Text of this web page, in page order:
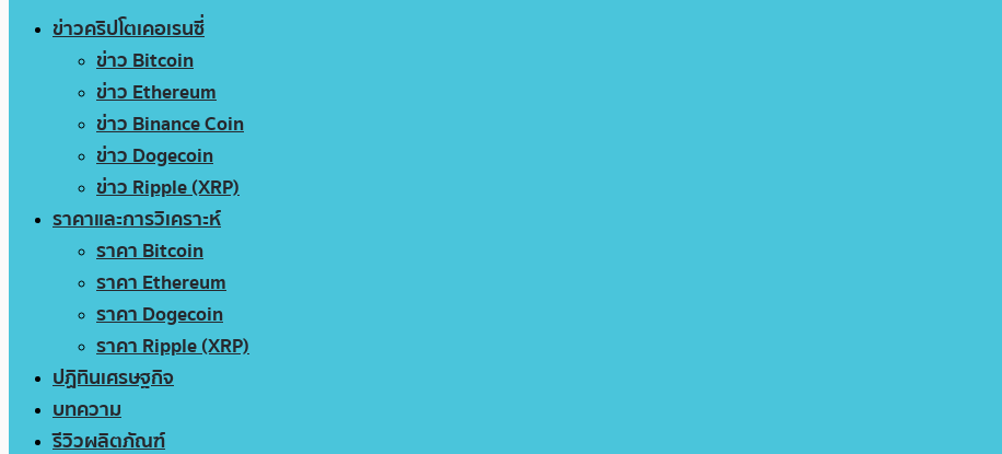
ข่าวคริปโตเคอเรนซี่
ข่าว Bitcoin
ข่าว Ethereum
ข่าว Binance Coin
ข่าว Dogecoin
ข่าว Ripple (XRP)
ราคาและการวิเคราะห์
ราคา Bitcoin
ราคา Ethereum
ราคา Dogecoin
ราคา Ripple (XRP)
ปฏิทินเศรษฐกิจ
บทความ
รีวิวผลิตภัณฑ์